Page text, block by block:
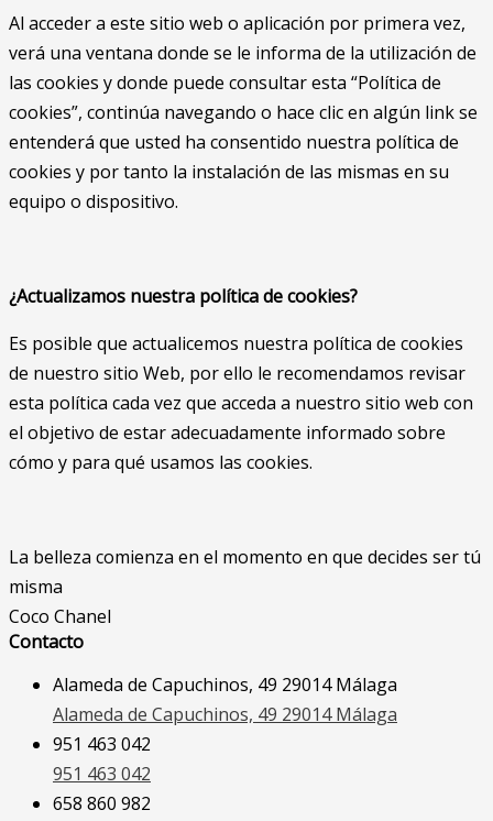
Al acceder a este sitio web o aplicación por primera vez,
verá una ventana donde se le informa de la utilización de
las cookies y donde puede consultar esta “Política de
cookies”, continúa navegando o hace clic en algún link se
entenderá que usted ha consentido nuestra política de
cookies y por tanto la instalación de las mismas en su
equipo o dispositivo.
¿Actualizamos nuestra política de cookies?
Es posible que actualicemos nuestra política de cookies
de nuestro sitio Web, por ello le recomendamos revisar
esta política cada vez que acceda a nuestro sitio web con
el objetivo de estar adecuadamente informado sobre
cómo y para qué usamos las cookies.
La belleza comienza en el momento en que decides ser tú
misma
Coco Chanel
Contacto
Alameda de Capuchinos, 49 29014 Málaga
Alameda de Capuchinos, 49 29014 Málaga
951 463 042
951 463 042
658 860 982